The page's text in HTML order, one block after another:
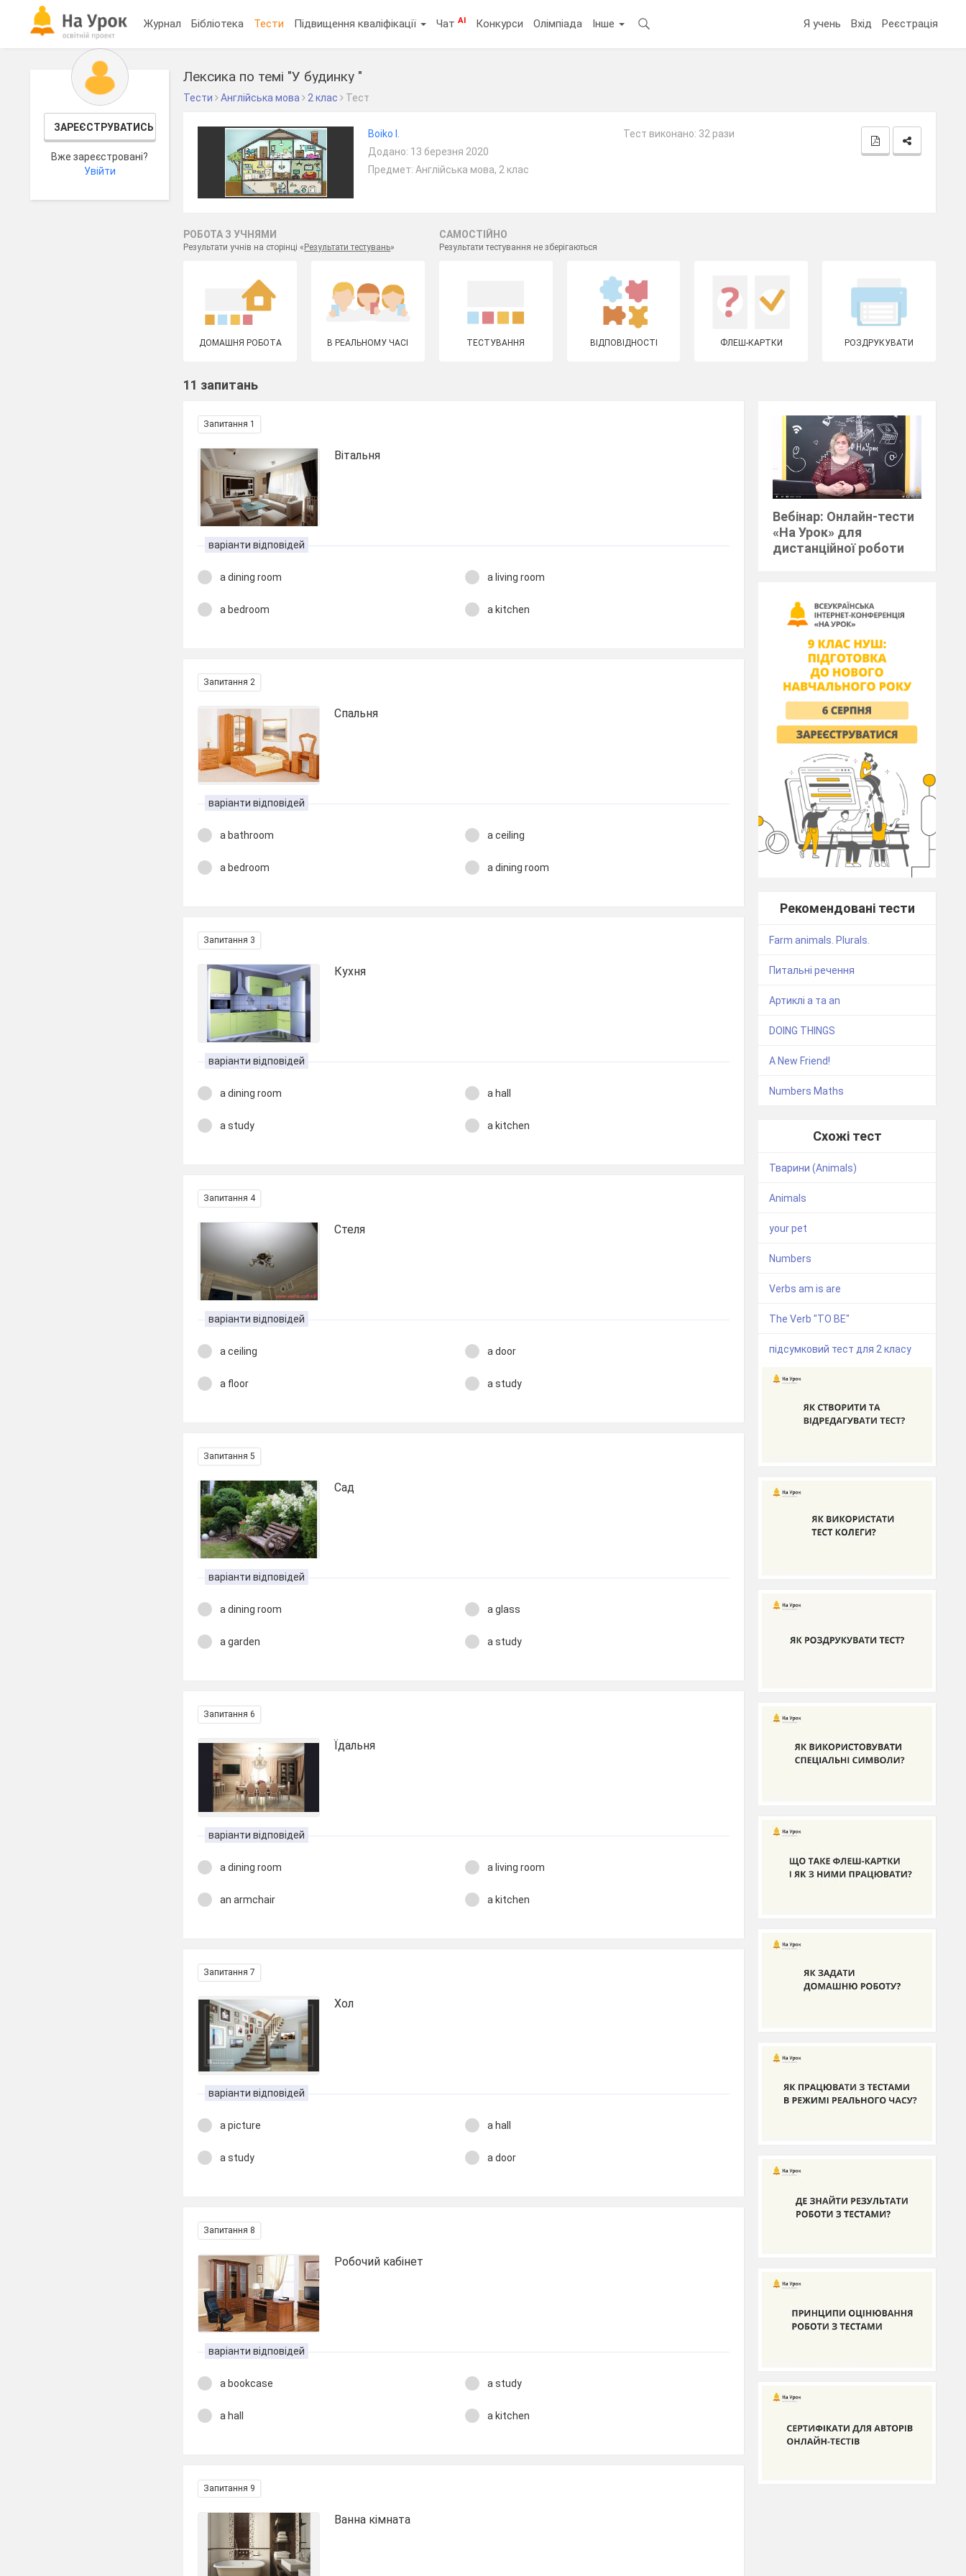
Журнал Бібліотека Тести Підвищення кваліфікації ЧатAI Конкурси Олімпіада Інше Я учень Вхід Реєстрація
ЗАРЕЄСТРУВАТИСЬ
Вже зареєстровані?
Увійти
Лексика по темі "У будинку "
Тести Англійська мова 2 клас Тест
Boiko I.
Додано: 13 березня 2020
Предмет: Англійська мова, 2 клас
Тест виконано: 32 рази
РОБОТА З УЧНЯМИ
Результати учнів на сторінці « Результати тестувань»
САМОСТІЙНО
Результати тестування не зберігаються
ДОМАШНЯ РОБОТА В РЕАЛЬНОМУ ЧАСІ ТЕСТУВАННЯ ВІДПОВІДНОСТІ ФЛЕШ-КАРТКИ РОЗДРУКУВАТИ
11 запитань
Запитання 1
Вітальня
варіанти відповідей
a dining room a living room
a bedroom a kitchen
Запитання 2
Спальня
варіанти відповідей
a bathroom a ceiling
a bedroom a dining room
Запитання 3
Кухня
варіанти відповідей
a dining room a hall
a study a kitchen
Запитання 4
Стеля
варіанти відповідей
a ceiling a door
a floor a study
Запитання 5
Сад
варіанти відповідей
a dining room a glass
a garden a study
Запитання 6
Їдальня
варіанти відповідей
a dining room a living room
an armchair a kitchen
Запитання 7
Хол
варіанти відповідей
a picture a hall
a study a door
Запитання 8
Робочий кабінет
варіанти відповідей
a bookcase a study
a hall a kitchen
Запитання 9
Ванна кімната
Вебінар: Онлайн-тести
«На Урок» для
дистанційної роботи
Рекомендовані тести
Farm animals. Plurals.
Питальні речення
Артиклі а та an
DOING THINGS
A New Friend!
Numbers Maths
Схожі тест
Тварини (Animals)
Animals
your pet
Numbers
Verbs am is are
The Verb "TO BE"
підсумковий тест для 2 класу